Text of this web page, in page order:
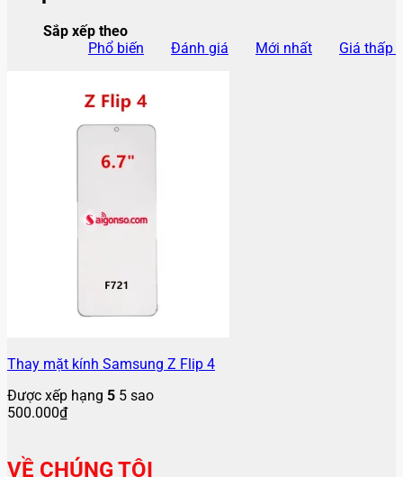
Sắp xếp theo
Phổ biến
Đánh giá Mới nhất Giá thấp
Thay mặt kính Samsung Z Flip 4
Được xếp hạng 5 5 sao
500.000₫
VỀ CHÚNG TÔI